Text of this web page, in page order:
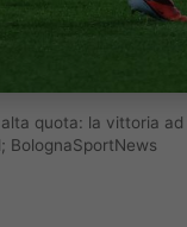
quota: la vittoria
BolognaSportNews